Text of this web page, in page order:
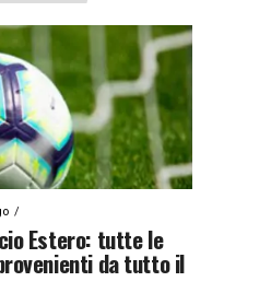
Estero: tutte le
da tutto il